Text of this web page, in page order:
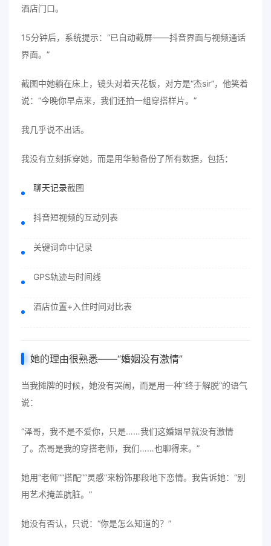
酒店门口。
15分钟后，系统提示：“已自动截屏——抖音界面与视频通话
界面。”
截图中她躺在床上，镜头对着天花板，对方是“杰sir”，他笑着
说：“今晚你早点来，我们还拍一组穿搭样片。”
我几乎说不出话。
我没有立刻拆穿她，而是用华鲸备份了所有数据，包括：
聊天记录截图
抖音短视频的互动列表
关键词命中记录
GPS轨迹与时间线
酒店位置+入住时间对比表
她的理由很熟悉——“婚姻没有激情”
当我摊牌的时候，她没有哭闹，而是用一种“终于解脱”的语气
说：
“泽哥，我不是不爱你，只是……我们这婚姻早就没有激情
了。杰哥是我的穿搭老师，我们……也聊得来。”
她用“老师”“搭配”“灵感”来粉饰那段地下恋情。我告诉她：“别
用艺术掩盖肮脏。”
她没有否认，只说：“你是怎么知道的？”